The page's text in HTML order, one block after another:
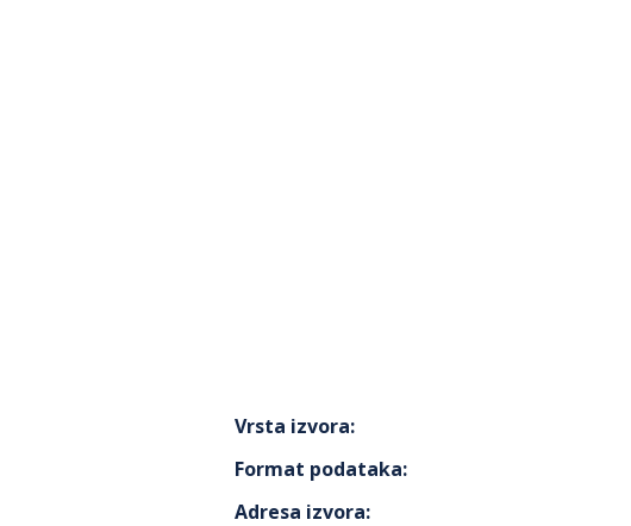
Vrsta izvora:
Format podataka:
Adresa izvora: